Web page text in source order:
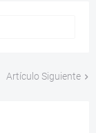
Artículo Siguiente